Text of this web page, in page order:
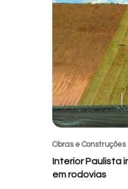
Obras e Construções
Interior Paulista
em rodovias